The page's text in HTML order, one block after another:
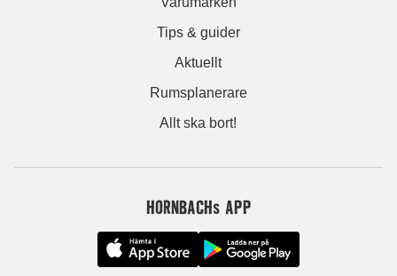
Tips & guider
Aktuellt
Rumsplanerare
Allt ska bort!
HORNBACHs APP